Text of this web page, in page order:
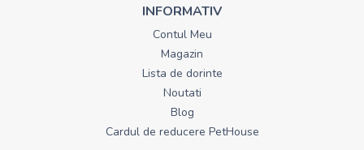
INFORMATIV
Contul Meu
Magazin
Lista de dorinte
Noutati
Blog
Cardul de reducere PetHouse